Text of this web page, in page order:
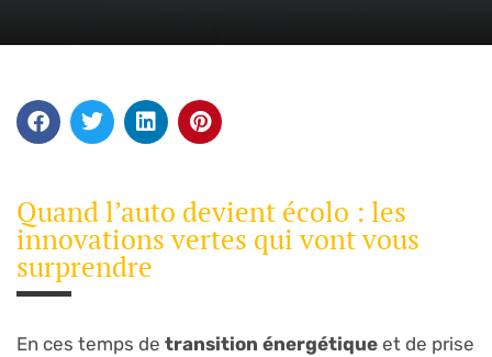
Quand l’auto devient écolo : les
innovations vertes qui vont vous
surprendre
En ces temps de transition énergétique et de prise